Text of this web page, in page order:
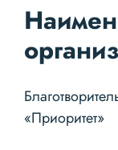
«Приоритет»